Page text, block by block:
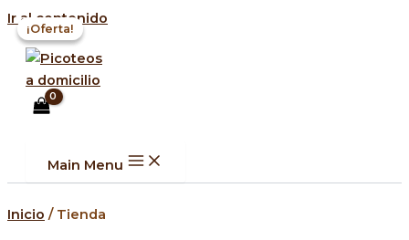
Ir al contenido
Main Menu
Inicio / Tienda
¡Oferta!
¡Oferta!